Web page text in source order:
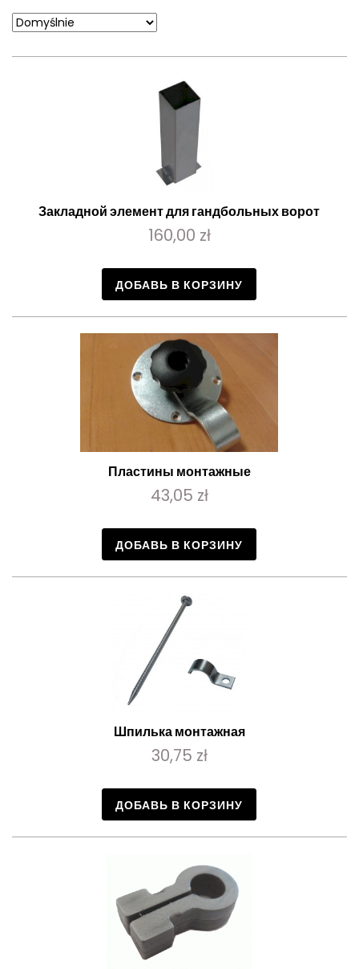
Закладной элемент для гандбольных ворот
160,00 zł
ДОБАВЬ В КОРЗИНУ
Пластины монтажные
43,05 zł
ДОБАВЬ В КОРЗИНУ
Шпилька монтажная
30,75 zł
ДОБАВЬ В КОРЗИНУ